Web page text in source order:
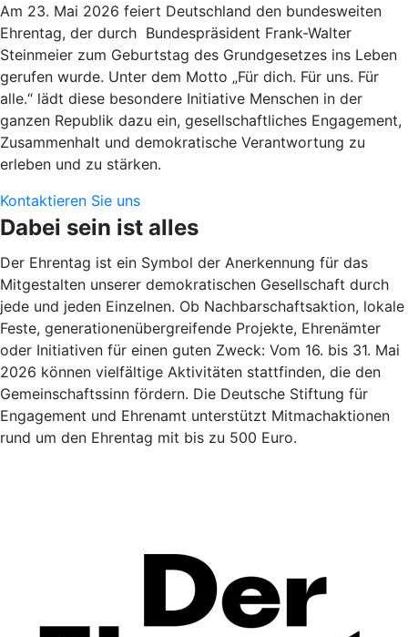
Am 23. Mai 2026 feiert Deutschland den bundesweiten
Ehrentag, der durch Bundespräsident Frank-Walter
Steinmeier zum Geburtstag des Grundgesetzes ins Leben
gerufen wurde. Unter dem Motto „Für dich. Für uns. Für
alle.“ lädt diese besondere Initiative Menschen in der
ganzen Republik dazu ein, gesellschaftliches Engagement,
Zusammenhalt und demokratische Verantwortung zu
erleben und zu stärken.
Kontaktieren Sie uns
Dabei sein ist alles
Der Ehrentag ist ein Symbol der Anerkennung für das
Mitgestalten unserer demokratischen Gesellschaft durch
jede und jeden Einzelnen. Ob Nachbarschaftsaktion, lokale
Feste, generationenübergreifende Projekte, Ehrenämter
oder Initiativen für einen guten Zweck: Vom 16. bis 31. Mai
2026 können vielfältige Aktivitäten stattfinden, die den
Gemeinschaftssinn fördern. Die Deutsche Stiftung für
Engagement und Ehrenamt unterstützt Mitmachaktionen
rund um den Ehrentag mit bis zu 500 Euro.